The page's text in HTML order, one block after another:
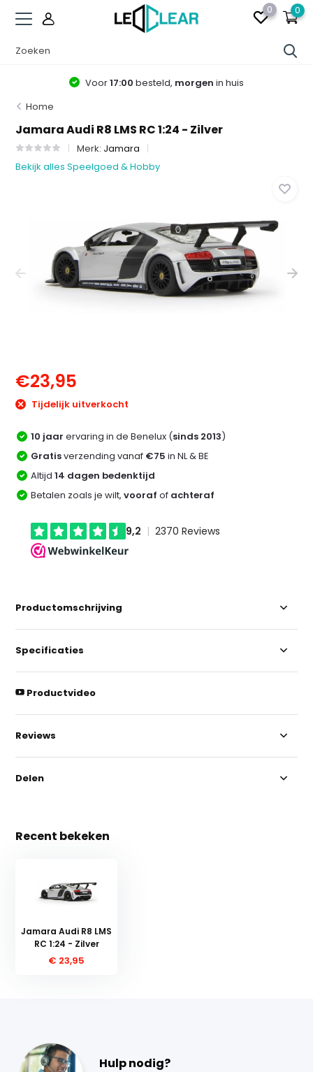
0 0
Voor17:00 besteld, morgen in huis
Home
Jamara Audi R8 LMS RC 1:24 - Zilver
Merk: Jamara
Bekijk alles Speelgoed & Hobby
€23,95
Tijdelijk uitverkocht
10 jaar ervaring in de Benelux (sinds 2013)
Gratisverzending vanaf €75 in NL & BE
Altijd14 dagen bedenktijd
Betalen zoals je wilt,vooraf of achteraf
Productomschrijving
Specificaties
Productvideo
Reviews
Delen
Recent bekeken
Jamara Audi R8 LMS
RC 1:24 - Zilver
€ 23,95
Hulp nodig?